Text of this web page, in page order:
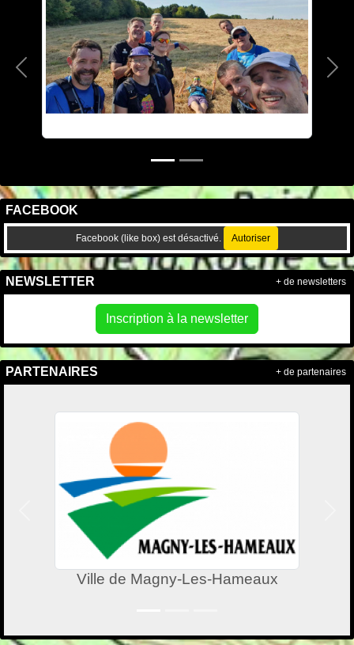
Précedent
FACEBOOK
Facebook (like box) est désactivé. Autoriser
NEWSLETTER
Inscription à la newsletter
+ de newsletters
PARTENAIRES
Ville de Magny-Les-Hameaux
Précedent
+ de partenaires